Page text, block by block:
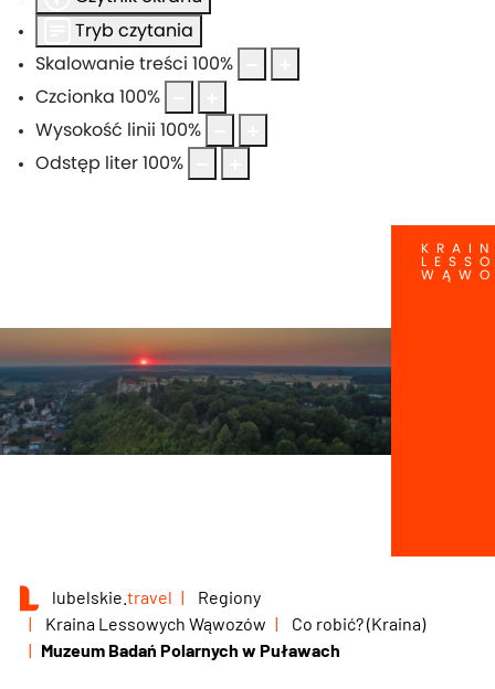
Tryb czytania
Skalowanie treści 100%
Czcionka 100%
Wysokość linii 100%
Odstęp liter 100%
lubelskie.travel
Regiony
Kraina Lessowych Wąwozów
Co robić? (Kraina)
Muzeum Badań Polarnych w Puławach